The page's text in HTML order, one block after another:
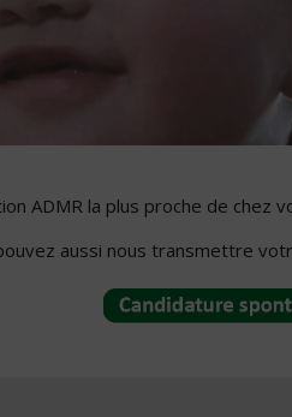
ADMR la plus proche de chez
aussi nous transmettre